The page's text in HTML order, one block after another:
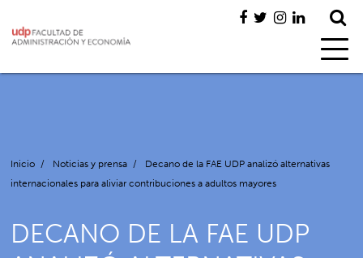
Inicio / Noticias y prensa /
Decano de la FAE UDP analizó alternativas
internacionales para aliviar contribuciones a adultos mayores
DECANO DE LA FAE UDP